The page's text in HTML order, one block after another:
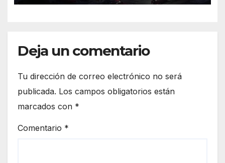
Deja un comentario
Tu dirección de correo electrónico no será
publicada. Los campos obligatorios están
marcados con *
Comentario *